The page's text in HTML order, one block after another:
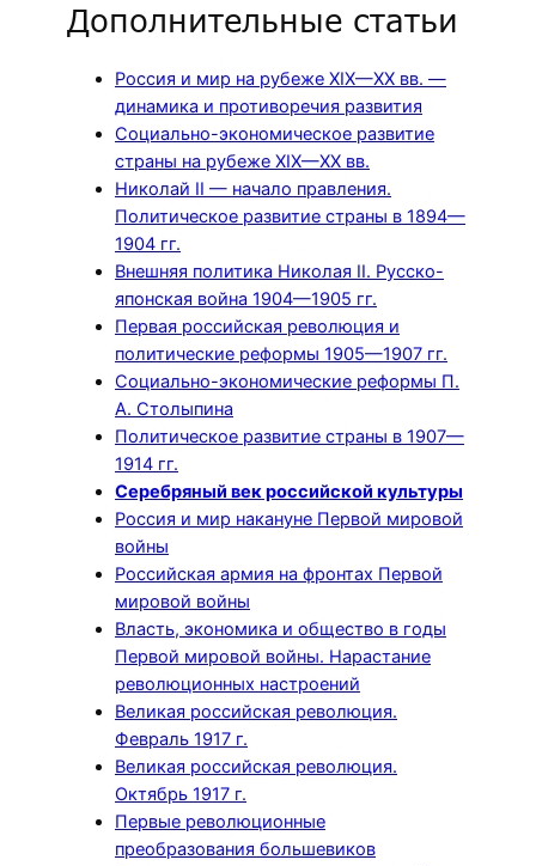
Дополнительные статьи
Россия и мир на рубеже XIX—XX вв. —
динамика и противоречия развития
Социально-экономическое развитие
страны на рубеже XIX—XX вв.
Николай II — начало правления.
Политическое развитие страны в 1894—
1904 гг.
Внешняя политика Николая II. Русско-
японская война 1904—1905 гг.
Первая российская революция и
политические реформы 1905—1907 гг.
Социально-экономические реформы П.
А. Столыпина
Политическое развитие страны в 1907—
1914 гг.
Серебряный век российской культуры
Россия и мир накануне Первой мировой
войны
Российская армия на фронтах Первой
мировой войны
Власть, экономика и общество в годы
Первой мировой войны. Нарастание
революционных настроений
Великая российская революция.
Февраль 1917 г.
Великая российская революция.
Октябрь 1917 г.
Первые революционные
преобразования большевиков